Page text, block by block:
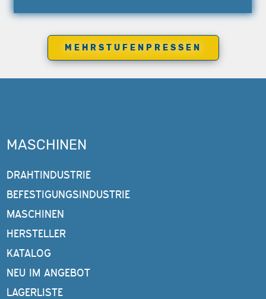
MEHRSTUFENPRESSEN
MASCHINEN
DRAHTINDUSTRIE
BEFESTIGUNGSINDUSTRIE
MASCHINEN
HERSTELLER
KATALOG
NEU IM ANGEBOT
LAGERLISTE